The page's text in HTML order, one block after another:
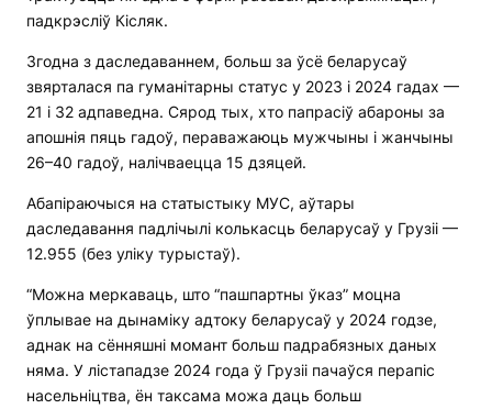
падкрэсліў Кісляк.
Згодна з даследаваннем, больш за ўсё беларусаў
звярталася па гуманітарны статус у 2023 і 2024 гадах —
21 і 32 адпаведна. Сярод тых, хто папрасіў абароны за
апошнія пяць гадоў, пераважаюць мужчыны і жанчыны
26–40 гадоў, налічваецца 15 дзяцей.
Абапіраючыся на статыстыку МУС, аўтары
даследавання падлічылі колькасць беларусаў у Грузіі —
12.955 (без уліку турыстаў).
“Можна меркаваць, што “пашпартны ўказ” моцна
ўплывае на дынаміку адтоку беларусаў у 2024 годзе,
аднак на сённяшні момант больш падрабязных даных
няма. У лістападзе 2024 года ў Грузіі пачаўся перапіс
насельніцтва, ён таксама можа даць больш